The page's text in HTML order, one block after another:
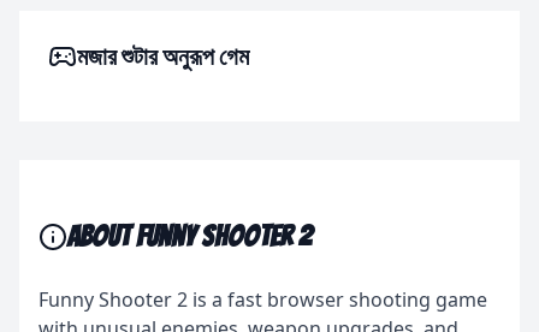
মজার শুটার অনুরূপ গেম
About Funny Shooter 2
Funny Shooter 2 is a fast browser shooting game